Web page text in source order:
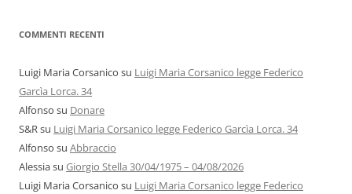
COMMENTI RECENTI
Luigi Maria Corsanico su Luigi Maria Corsanico legge Federico
Garcìa Lorca. 34
Alfonso su Donare
S&Rsu Luigi Maria Corsanico legge Federico Garcìa Lorca. 34
Alfonso su Abbraccio
Alessiasu Giorgio Stella 30/04/1975 – 04/08/2026
Luigi Maria Corsanico su Luigi Maria Corsanico legge Federico